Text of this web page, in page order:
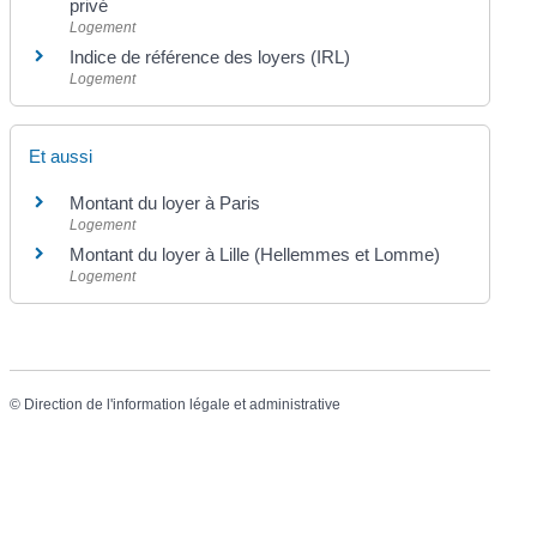
privé
Logement
Indice de référence des loyers (IRL)
Logement
Et aussi
Montant du loyer à Paris
Logement
Montant du loyer à Lille (Hellemmes et Lomme)
Logement
© Direction de l'information légale et administrative